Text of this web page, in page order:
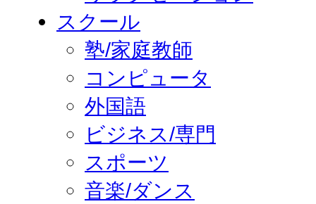
スクール
塾/家庭教師
コンピュータ
外国語
ビジネス/専門
スポーツ
音楽/ダンス